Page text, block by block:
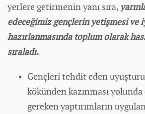
yerlere getirmenin yanı sıra,
edeceğimiz gençlerin yetişmesi ve
hazırlanmasında toplum olarak
sıraladı.
Gençleri tehdit eden
kökünden kazınması
gereken yaptırımların